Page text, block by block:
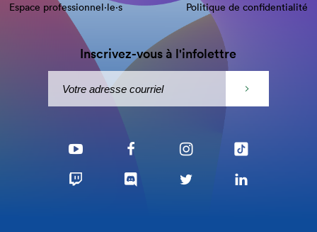
Espace professionnel·le⋅s
Politique de confidentialité
Inscrivez-vous à l'infolettre